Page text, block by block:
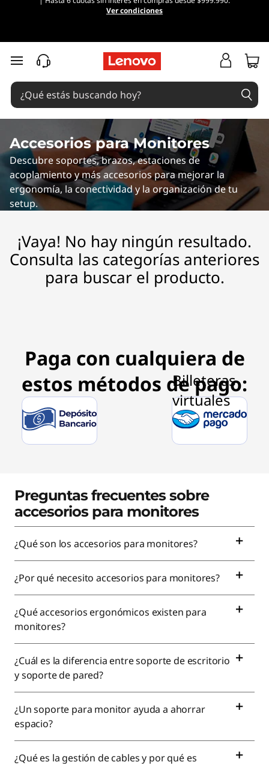
R
H
e
a
d
s
e
t
Ver condiciones
Ir al contenido principal
Accesorios para Monitores
Descubre soportes, brazos, estaciones de
acoplamiento y más accesorios para mejorar la
ergonomía, la conectividad y la organización de tu
setup.
¡Vaya! No hay ningún resultado.
Consulta las categorías anteriores
para buscar el producto.
Paga con cualquiera de
estos métodos de pago:
Preguntas frecuentes sobre
accesorios para monitores
¿Qué son los accesorios para monitores?
¿Por qué necesito accesorios para monitores?
¿Qué accesorios ergonómicos existen para
monitores?
¿Cuál es la diferencia entre soporte de escritorio
y soporte de pared?
¿Un soporte para monitor ayuda a ahorrar
espacio?
¿Qué es la gestión de cables y por qué es